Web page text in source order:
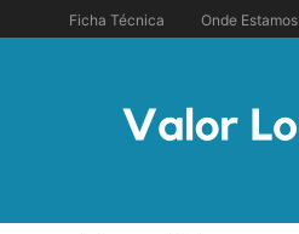
Ficha Técnica Onde Estamos